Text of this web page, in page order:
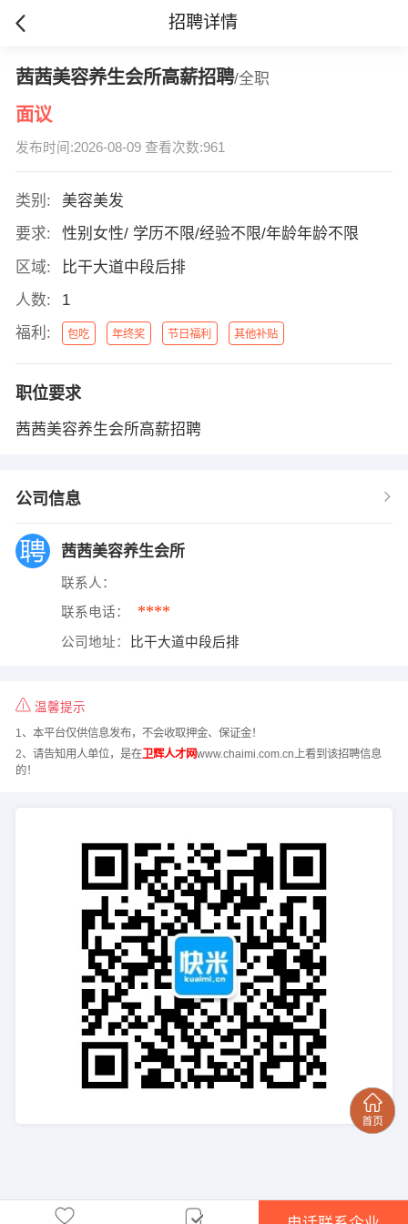
招聘详情
茜茜美容养生会所高薪招聘/全职
面议
发布时间:2026-08-09 查看次数:961
类别:
美容美发
要求:
性别女性/ 学历不限/经验不限/年龄年龄不限
区域:
比干大道中段后排
人数:
1
福利:
包吃 年终奖 节日福利 其他补贴
职位要求
茜茜美容养生会所高薪招聘
公司信息
茜茜美容养生会所
联系人：
联系电话： ****
公司地址： 比干大道中段后排
温馨提示
1、本平台仅供信息发布，不会收取押金、保证金！
2、请告知用人单位，是在卫辉人才网www.chaimi.com.cn上看到该招聘信息
的！